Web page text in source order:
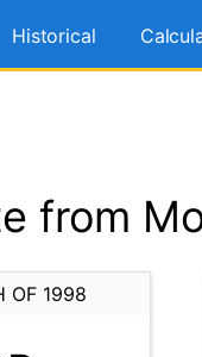
Historical
from
OF 1998